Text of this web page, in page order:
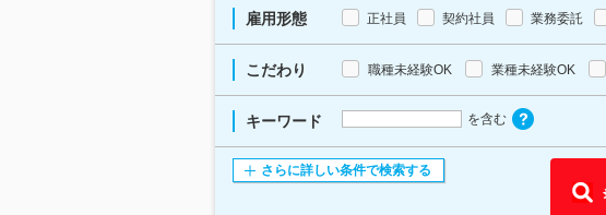
雇用形態 正社員 契約社員 業務委託
こだわり 職種未経験OK 業種未経験OK
キーワード を含む
さらに詳しい条件で検索する